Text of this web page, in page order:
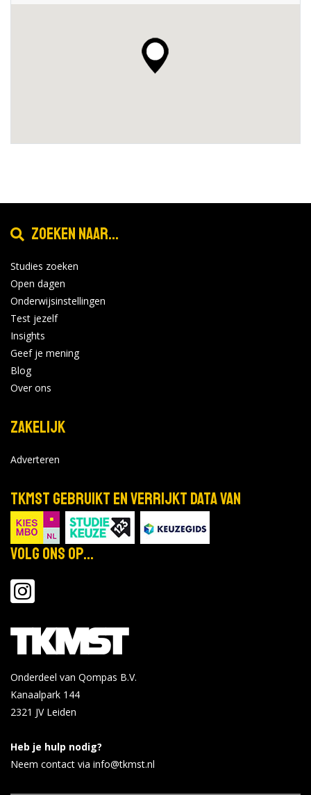
Zoeken naar...
Studies zoeken
Open dagen
Onderwijsinstellingen
Test jezelf
Insights
Geef je mening
Blog
Over ons
Zakelijk
Adverteren
TKMST gebruikt en verrijkt data van
Volg ons op...
Onderdeel van Qompas B.V.
Kanaalpark 144
2321 JV Leiden
Heb je hulp nodig?
Neem contact via info@tkmst.nl